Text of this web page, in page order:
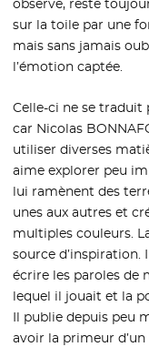
observe, reste
sur la toile par une
mais sans jamais
l’émotion captée.
Celle-ci ne se
car Nicolas
utiliser diverses
aime explorer peu
lui ramènent des
unes aux autres et
multiples couleurs.
source
écrire les paroles de
lequel il jouait et la
Il publie depuis peu
avoir la primeur